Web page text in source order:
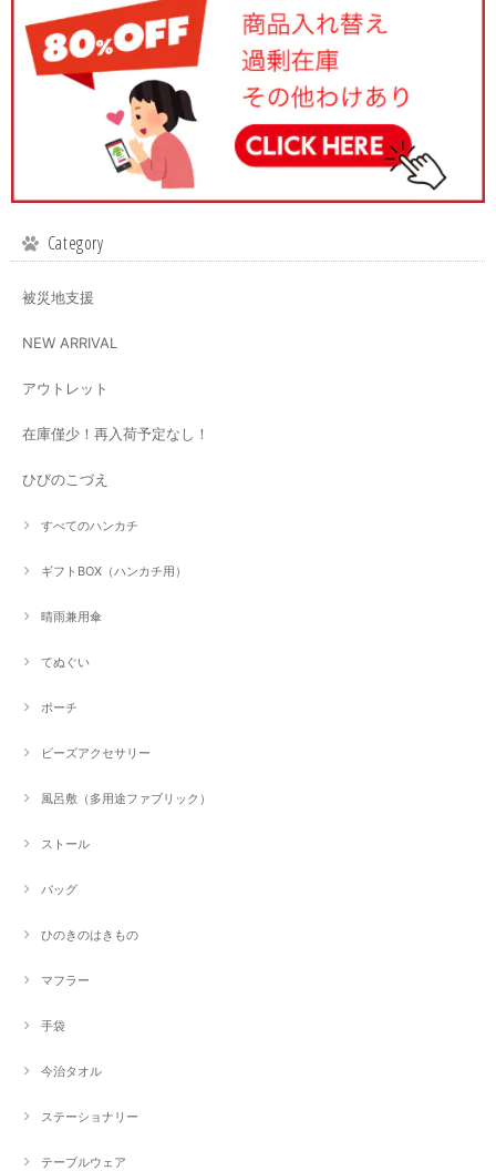
Category
被災地支援
NEW ARRIVAL
アウトレット
在庫僅少！再入荷予定なし！
ひびのこづえ
すべてのハンカチ
ギフトBOX（ハンカチ用）
晴雨兼用傘
てぬぐい
ポーチ
ビーズアクセサリー
風呂敷（多用途ファブリック）
ストール
バッグ
ひのきのはきもの
マフラー
手袋
今治タオル
ステーショナリー
テーブルウェア